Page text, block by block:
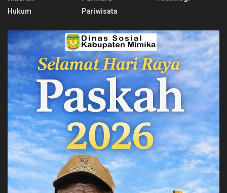
Hukum
Pariwisata